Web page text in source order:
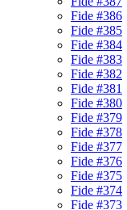
Fide #386
Fide #385
Fide #384
Fide #383
Fide #382
Fide #381
Fide #380
Fide #379
Fide #378
Fide #377
Fide #376
Fide #375
Fide #374
Fide #373